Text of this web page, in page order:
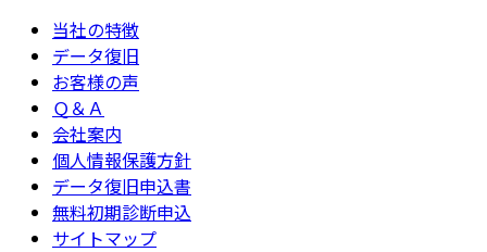
当社の特徴
データ復旧
お客様の声
Ｑ＆Ａ
会社案内
個人情報保護方針
データ復旧申込書
無料初期診断申込
サイトマップ